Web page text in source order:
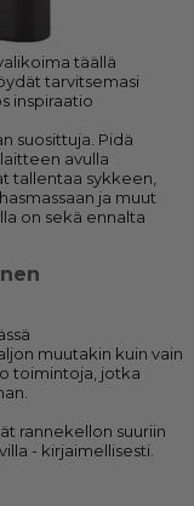
täällä
tarvitsemasi
inspiraatio
suosittuja. Pidä
avulla
tallentaa sykkeen,
ja muut
on sekä ennalta
muutakin kuin vain
toimintoja, jotka
rannekellon suuriin
- kirjaimellisesti.